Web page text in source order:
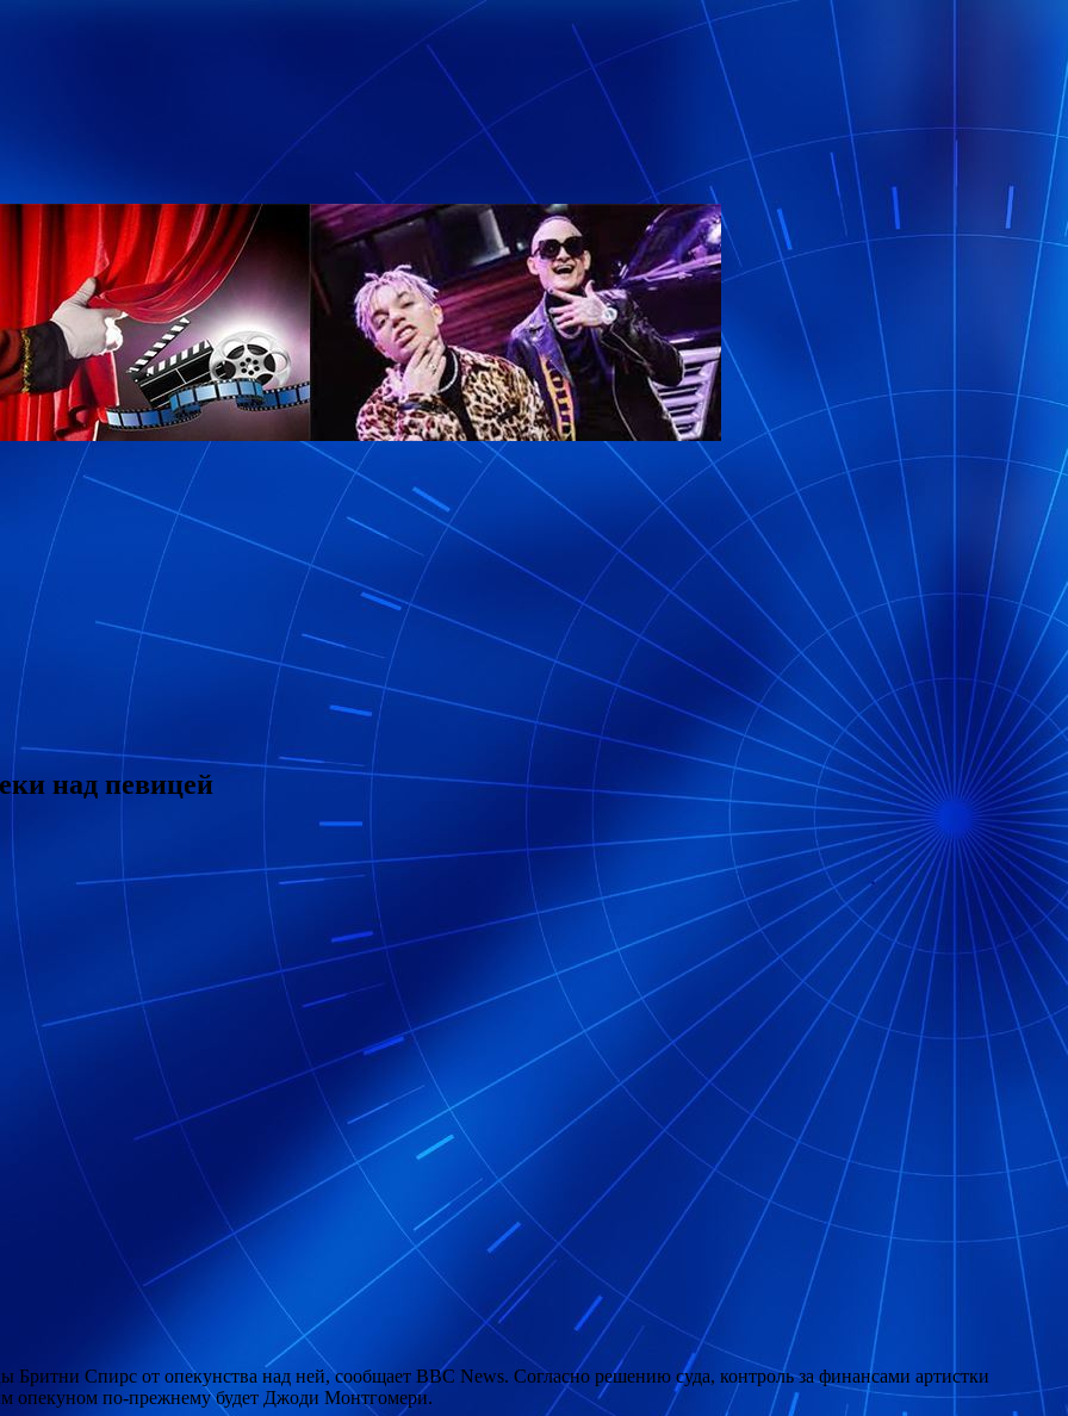
над певицей
Спирс от опекунства над ней, сообщает BBC News. Согласно решению суда, контроль за финансами артистки
опекуном по-прежнему будет Джоди Монтгомери.